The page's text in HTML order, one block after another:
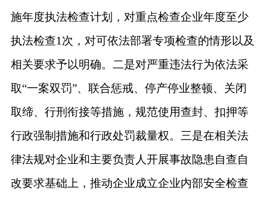
施年度执法检查计划，对重点检查企业年度至少
执法检查1次，对可依法部署专项检查的情形以及
相关要求予以明确。二是对严重违法行为依法采
取“一案双罚”、联合惩戒、停产停业整顿、关闭
取缔、行刑衔接等措施，规范使用查封、扣押等
行政强制措施和行政处罚裁量权。三是在相关法
律法规对企业和主要负责人开展事故隐患自查自
改要求基础上，推动企业成立企业内部安全检查